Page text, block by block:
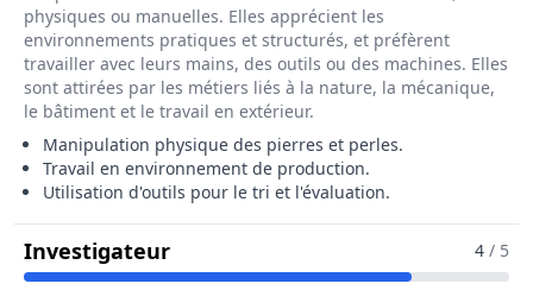
physiques ou manuelles. Elles apprécient les
environnements pratiques et structurés, et préfèrent
travailler avec leurs mains, des outils ou des machines. Elles
sont attirées par les métiers liés à la nature, la mécanique,
le bâtiment et le travail en extérieur.
Manipulation physique des pierres et perles.
Travail en environnement de production.
Utilisation d'outils pour le tri et l'évaluation.
InvestigateurPour Le Métier De Trieur / 4 / 5